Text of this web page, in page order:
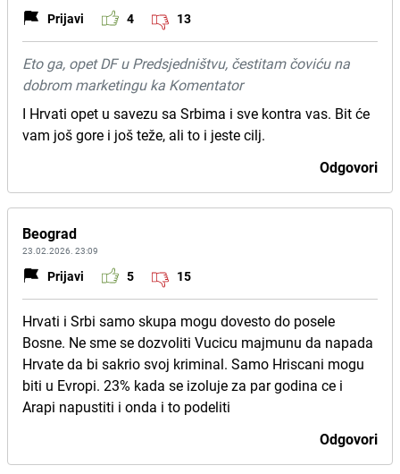
Prijavi 4 13
Eto ga, opet DF u Predsjedništvu, čestitam čoviću na
dobrom marketingu ka Komentator
I Hrvati opet u savezu sa Srbima i sve kontra vas. Bit će
vam još gore i još teže, ali to i jeste cilj.
Odgovori
Beograd
23.02.2026. 23:09
Prijavi 5 15
Hrvati i Srbi samo skupa mogu dovesto do posele
Bosne. Ne sme se dozvoliti Vucicu majmunu da napada
Hrvate da bi sakrio svoj kriminal. Samo Hriscani mogu
biti u Evropi. 23% kada se izoluje za par godina ce i
Arapi napustiti i onda i to podeliti
Odgovori